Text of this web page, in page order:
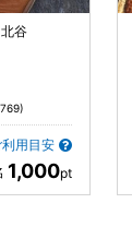
谷
利用目安
1,000